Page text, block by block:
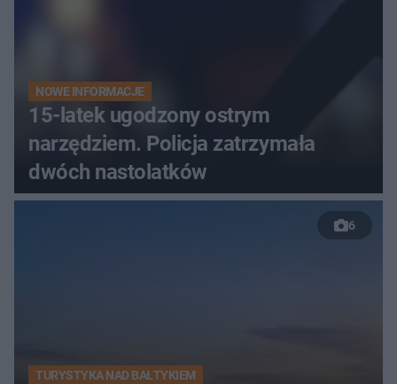
NOWE INFORMACJE
15-latek ugodzony ostrym
narzędziem. Policja zatrzymała
dwóch nastolatków
6
TURYSTYKA NAD BAŁTYKIEM